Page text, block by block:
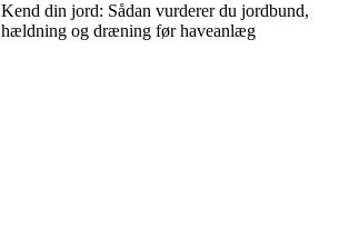
Kend din jord: Sådan vurderer du jordbund,
hældning og dræning før haveanlæg